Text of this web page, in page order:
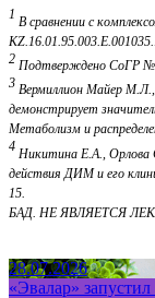
1 В сравнении с
2 Подтверждено СоГР №
3 Вермиллион Майер
демонстрирует
Метаболизм и
4 Никитина Е.А., Орлова
действия ДИМ и его
15.
БАД. НЕ ЯВЛЯЕТСЯ
28.07.2026
«Эвалар»